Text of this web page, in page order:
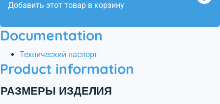
Добавить этот товар в корзину
Documentation
Технический паспорт
Product information
РАЗМЕРЫ ИЗДЕЛИЯ